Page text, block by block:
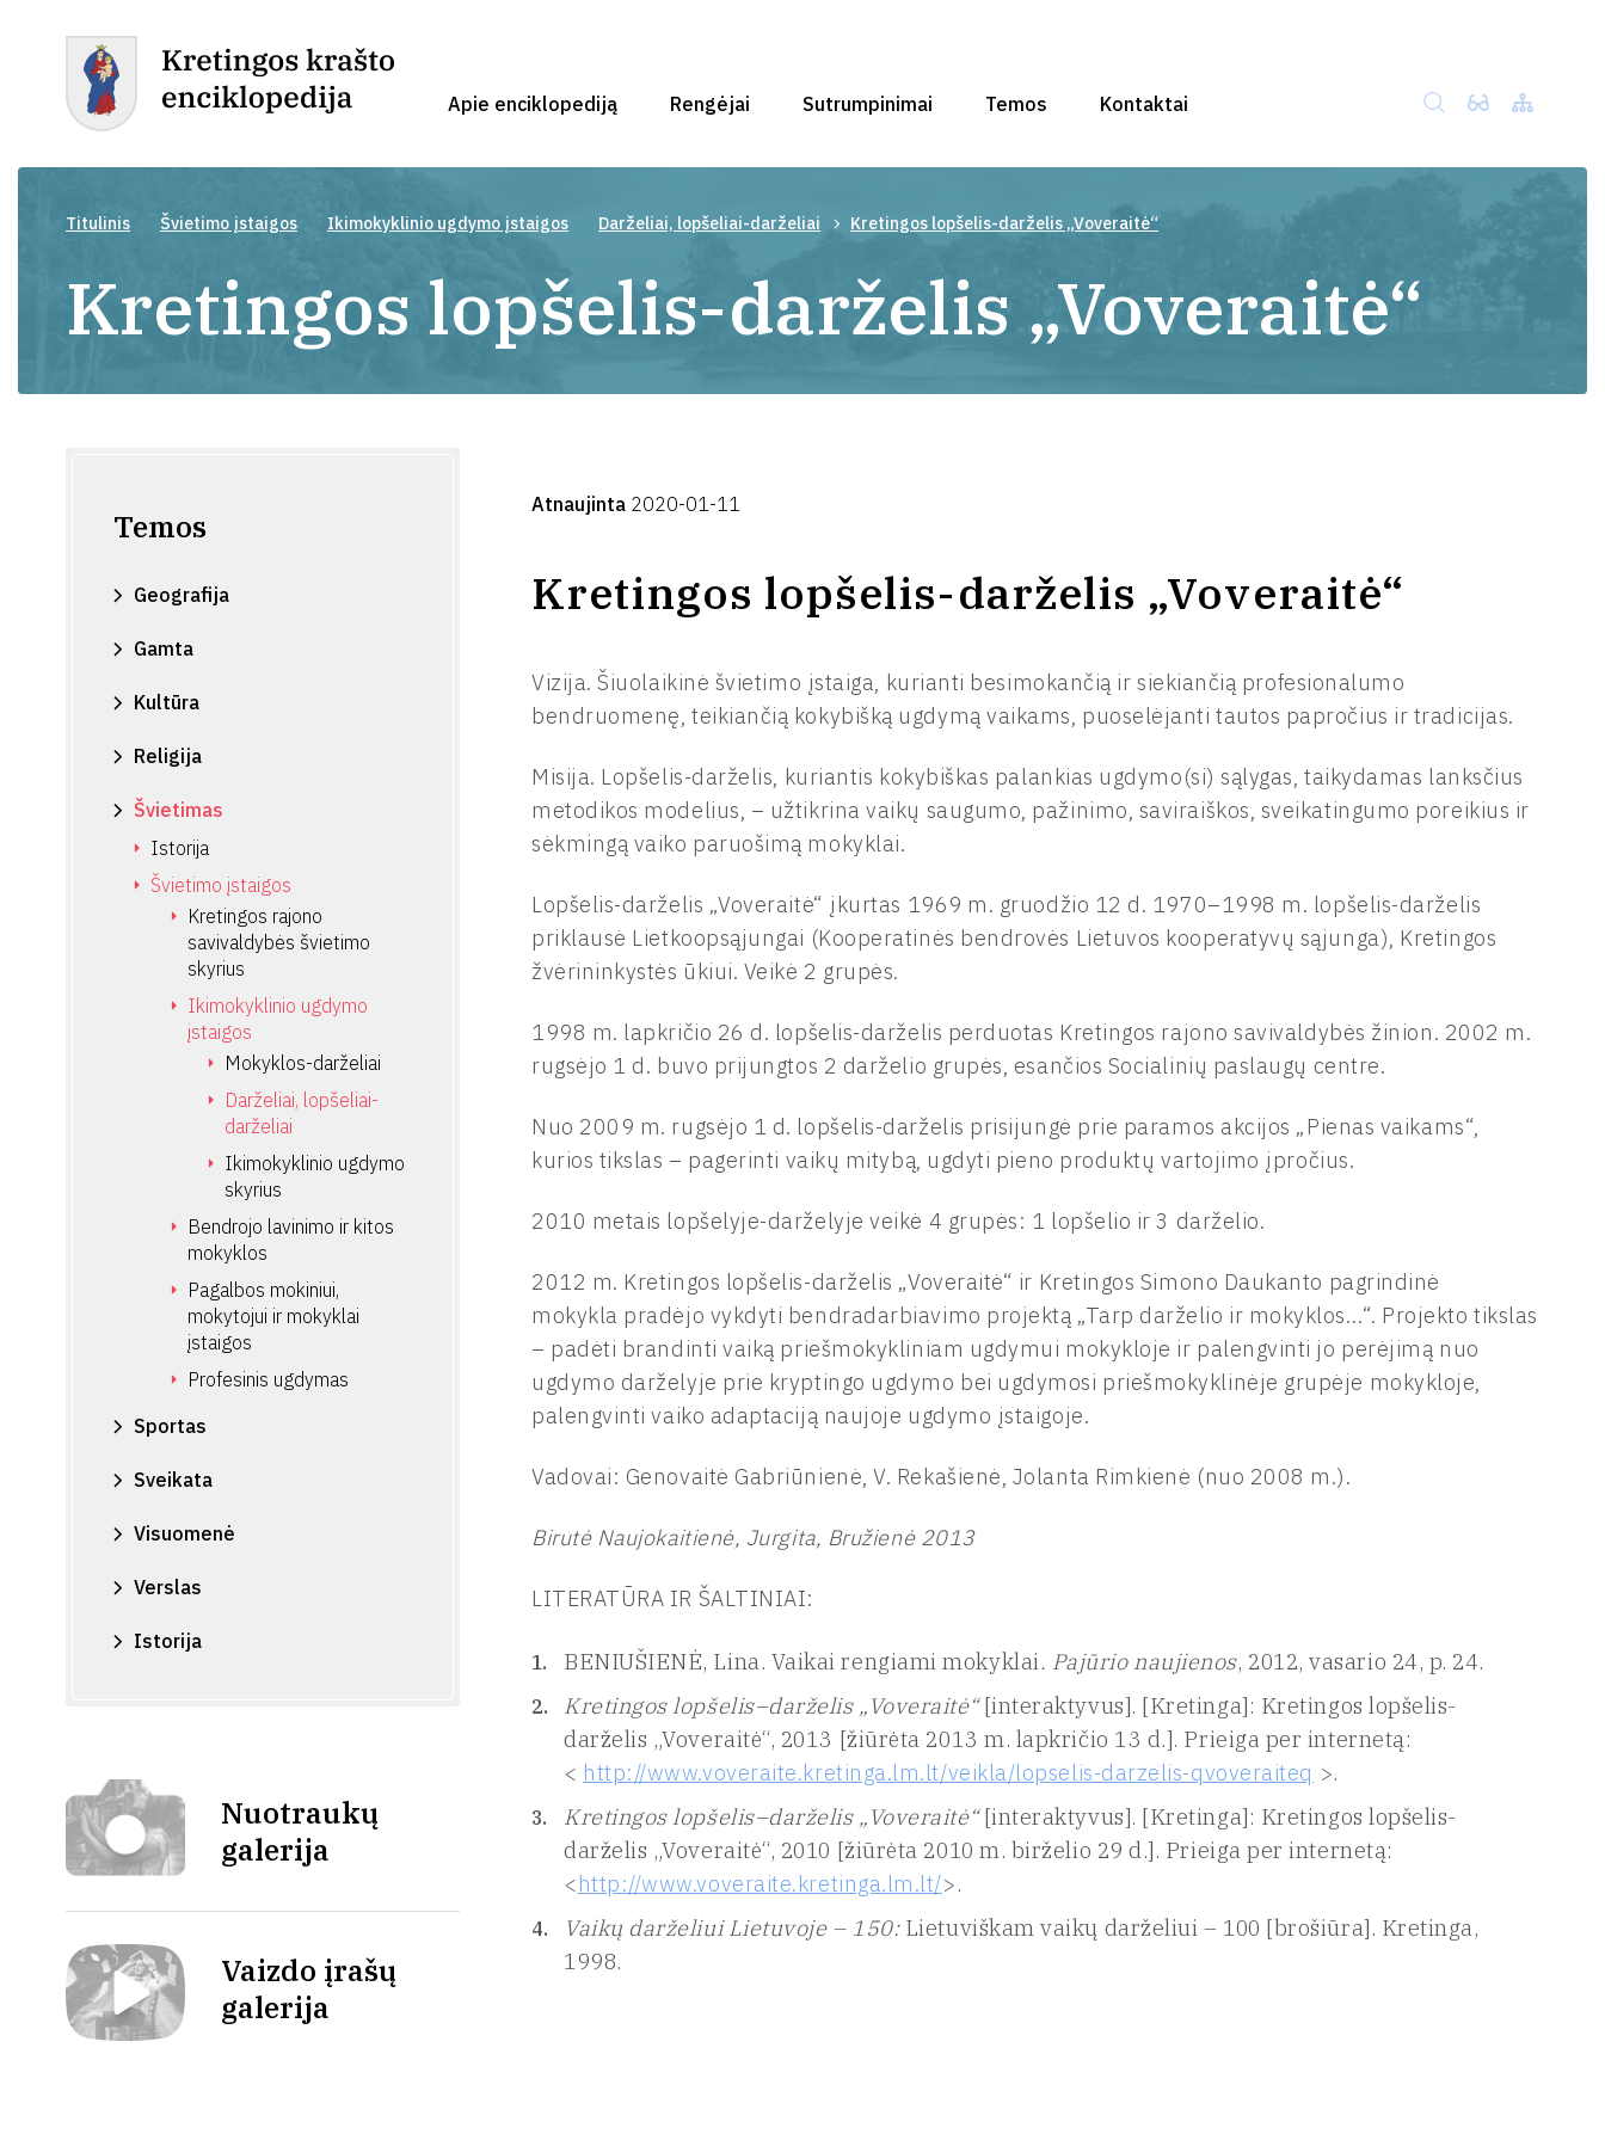
Apie enciklopediją Rengėjai Sutrumpinimai Temos Kontaktai
Titulinis Švietimo įstaigos Ikimokyklinio ugdymo įstaigos Darželiai, lopšeliai-darželiai Kretingos lopšelis-darželis „Voveraitė“
Kretingos lopšelis-darželis „Voveraitė“
Temos
Geografija
Gamta
Kultūra
Religija
Švietimas
Istorija
Švietimo įstaigos
Kretingos rajono
savivaldybės švietimo
skyrius
Ikimokyklinio ugdymo
įstaigos
Mokyklos-darželiai
Darželiai, lopšeliai-
darželiai
Ikimokyklinio ugdymo
skyrius
Bendrojo lavinimo ir kitos
mokyklos
Pagalbos mokiniui,
mokytojui ir mokyklai
įstaigos
Profesinis ugdymas
Sportas
Sveikata
Visuomenė
Verslas
Istorija
Nuotraukų
galerija
Vaizdo įrašų
galerija
Atnaujinta 2020-01-11
Kretingos lopšelis-darželis „Voveraitė“
Vizija. Šiuolaikinė švietimo įstaiga, kurianti besimokančią ir siekiančią profesionalumo
bendruomenę, teikiančią kokybišką ugdymą vaikams, puoselėjanti tautos papročius ir tradicijas.
Misija. Lopšelis-darželis, kuriantis kokybiškas palankias ugdymo(si) sąlygas, taikydamas lanksčius
metodikos modelius, – užtikrina vaikų saugumo, pažinimo, saviraiškos, sveikatingumo poreikius ir
sėkmingą vaiko paruošimą mokyklai.
Lopšelis-darželis „Voveraitė“ įkurtas 1969 m. gruodžio 12 d. 1970–1998 m. lopšelis-darželis
priklausė Lietkoopsąjungai (Kooperatinės bendrovės Lietuvos kooperatyvų sąjunga), Kretingos
žvėrininkystės ūkiui. Veikė 2 grupės.
1998 m. lapkričio 26 d. lopšelis-darželis perduotas Kretingos rajono savivaldybės žinion. 2002 m.
rugsėjo 1 d. buvo prijungtos 2 darželio grupės, esančios Socialinių paslaugų centre.
Nuo 2009 m. rugsėjo 1 d. lopšelis-darželis prisijungė prie paramos akcijos „Pienas vaikams“,
kurios tikslas – pagerinti vaikų mitybą, ugdyti pieno produktų vartojimo įpročius.
2010 metais lopšelyje-darželyje veikė 4 grupės: 1 lopšelio ir 3 darželio.
2012 m. Kretingos lopšelis-darželis „Voveraitė“ ir Kretingos Simono Daukanto pagrindinė
mokykla pradėjo vykdyti bendradarbiavimo projektą „Tarp darželio ir mokyklos…“. Projekto tikslas
– padėti brandinti vaiką priešmokykliniam ugdymui mokykloje ir palengvinti jo perėjimą nuo
ugdymo darželyje prie kryptingo ugdymo bei ugdymosi priešmokyklinėje grupėje mokykloje,
palengvinti vaiko adaptaciją naujoje ugdymo įstaigoje.
Vadovai: Genovaitė Gabriūnienė, V. Rekašienė, Jolanta Rimkienė (nuo 2008 m.).
Birutė Naujokaitienė, Jurgita, Bružienė 2013
LITERATŪRA IR ŠALTINIAI:
BENIUŠIENĖ, Lina. Vaikai rengiami mokyklai. Pajūrio naujienos, 2012, vasario 24, p. 24.
Kretingos lopšelis–darželis „Voveraitė“ [interaktyvus]. [Kretinga]: Kretingos lopšelis-
darželis „Voveraitė“, 2013 [žiūrėta 2013 m. lapkričio 13 d.]. Prieiga per internetą:
< http://www.voveraite.kretinga.lm.lt/veikla/lopselis-darzelis-qvoveraiteq >.
Kretingos lopšelis–darželis „Voveraitė“ [interaktyvus]. [Kretinga]: Kretingos lopšelis-
darželis „Voveraitė“, 2010 [žiūrėta 2010 m. birželio 29 d.]. Prieiga per internetą:
<http://www.voveraite.kretinga.lm.lt/>.
Vaikų darželiui Lietuvoje – 150:Lietuviškam vaikų darželiui – 100 [brošiūra]. Kretinga,
1998.